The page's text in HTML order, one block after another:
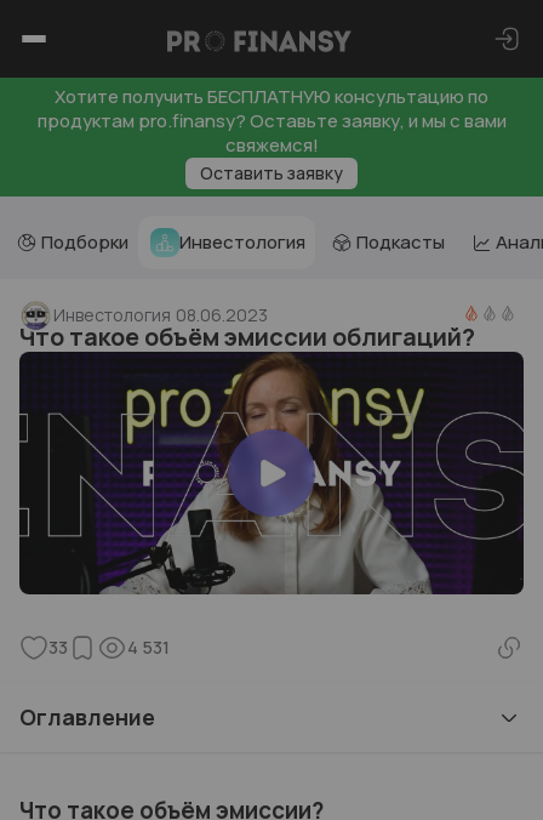
Хотите получить БЕСПЛАТНУЮ консультацию по
продуктам pro.finansy? Оставьте заявку, и мы с вами
свяжемся!
Оставить заявку
Подборки Инвестология Подкасты
Инвестология 08.06.2023
Что такое объём эмиссии облигаций?
33 4 531
Оглавление
Что такое объём эмиссии?